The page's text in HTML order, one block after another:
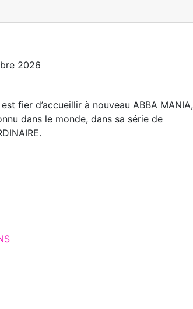
2026
est fier d’accueillir à nouveau ABBA MANIA,
dans le monde, dans sa série de